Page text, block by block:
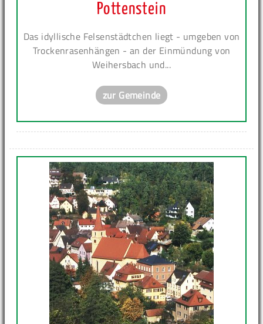
Pottenstein
Das idyllische Felsenstädtchen liegt - umgeben von
Trockenrasenhängen - an der Einmündung von
Weihersbach und...
zur Gemeinde